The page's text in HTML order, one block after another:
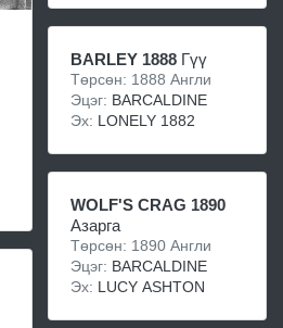
BARLEY 1888 Гүү
Төрсөн: 1888 Англи
Эцэг: BARCALDINE
Эх: LONELY 1882
WOLF'S CRAG 1890
Азарга
Төрсөн: 1890 Англи
Эцэг: BARCALDINE
Эх: LUCY ASHTON